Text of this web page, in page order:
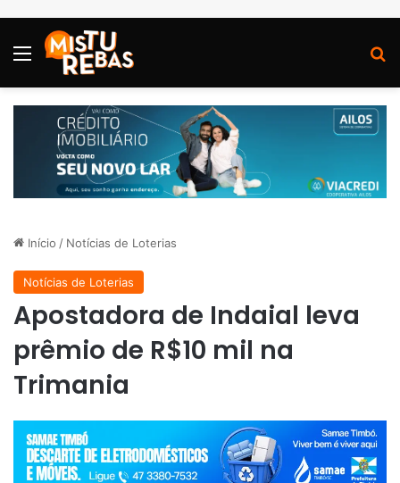
Menu
Início / Notícias de Loterias
Notícias de Loterias
Apostadora de Indaial leva
prêmio de R$10 mil na
Trimania